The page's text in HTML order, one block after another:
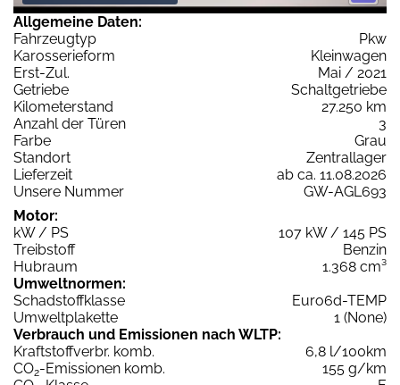
Allgemeine Daten:
Fahrzeugtyp
Pkw
Karosserieform
Kleinwagen
Erst-Zul.
Mai / 2021
Getriebe
Schaltgetriebe
Kilometerstand
27.250 km
Anzahl der Türen
3
Farbe
Grau
Standort
Zentrallager
Lieferzeit
ab ca. 11.08.2026
Unsere Nummer
GW-AGL693
Motor:
kW / PS
107 kW / 145 PS
Treibstoff
Benzin
Hubraum
1.368 cm³
Umweltnormen:
Schadstoffklasse
Euro6d-TEMP
Umweltplakette
1 (None)
Verbrauch und Emissionen nach WLTP:
Kraftstoffverbr. komb.
6,8 l/100km
CO2-Emissionen komb.
155 g/km